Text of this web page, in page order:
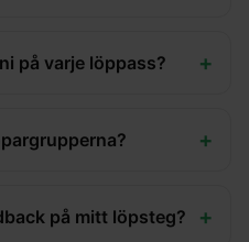
på varje löppass? +
+
på mitt löpsteg? +